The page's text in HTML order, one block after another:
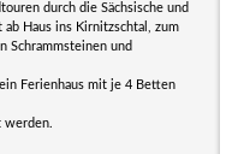
durch die Sächsische und
Haus ins Kirnitzschtal, zum
Schrammsteinen und
Ferienhaus mit je 4 Betten
werden.